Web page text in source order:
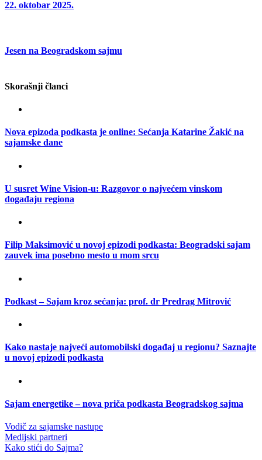
22. oktobar 2025.
Jesen na Beogradskom sajmu
Skorašnji članci
Nova epizoda podkasta je online: Sećanja Katarine Žakić na
sajamske dane
U susret Wine Vision-u: Razgovor o najvećem vinskom
događaju regiona
Filip Maksimović u novoj epizodi podkasta: Beogradski sajam
zauvek ima posebno mesto u mom srcu
Podkast – Sajam kroz sećanja: prof. dr Predrag Mitrović
Kako nastaje najveći automobilski događaj u regionu? Saznajte
u novoj epizodi podkasta
Sajam energetike – nova priča podkasta Beogradskog sajma
Vodič za sajamske nastupe
Medijski partneri
Kako stići do Sajma?